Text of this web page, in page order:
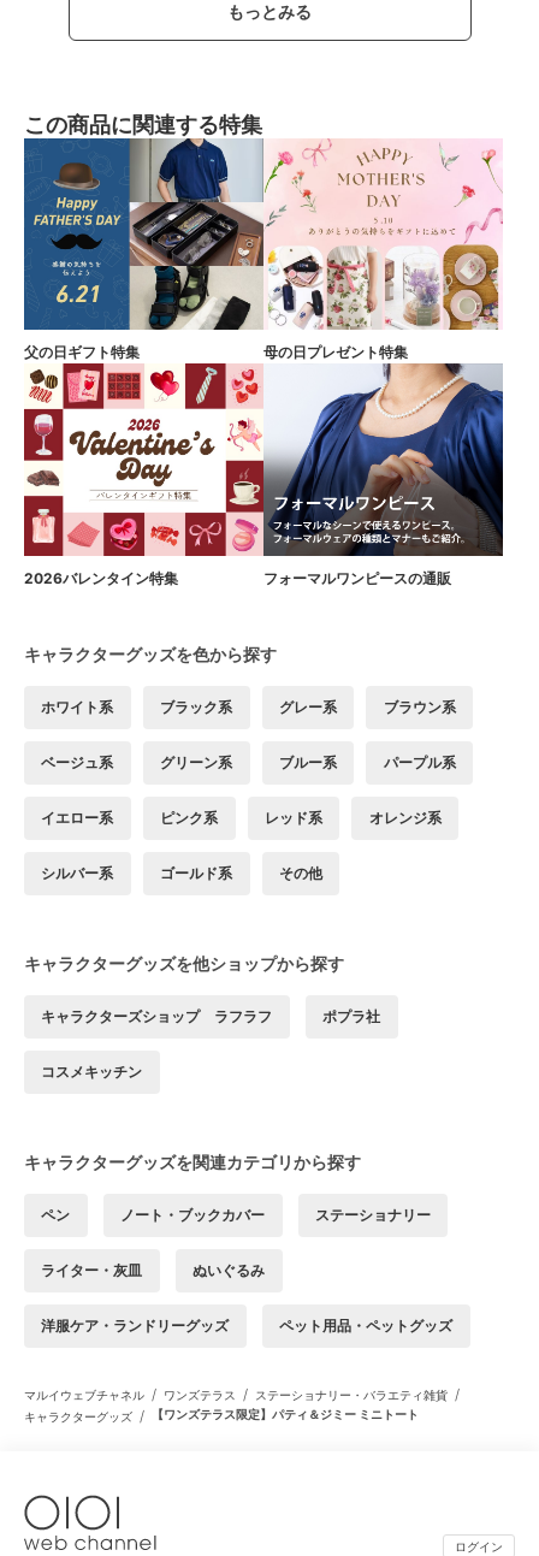
もっとみる
この商品に関連する特集
父の日ギフト特集 母の日プレゼント特集
2026バレンタイン特集 フォーマルワンピースの通販
キャラクターグッズを色から探す
ホワイト系 ブラック系 グレー系 ブラウン系
ベージュ系 グリーン系 ブルー系 パープル系
イエロー系 ピンク系 レッド系 オレンジ系
シルバー系 ゴールド系 その他
キャラクターグッズを他ショップから探す
キャラクターズショップ ラフラフ ポプラ社
コスメキッチン
キャラクターグッズを関連カテゴリから探す
ペン ノート・ブックカバー ステーショナリー
ライター・灰皿 ぬいぐるみ
洋服ケア・ランドリーグッズ ペット用品・ペットグッズ
マルイウェブチャネル / ワンズテラス / ステーショナリー・バラエティ雑貨 /
キャラクターグッズ / 【ワンズテラス限定】パティ＆ジミー ミニトート
ログイン